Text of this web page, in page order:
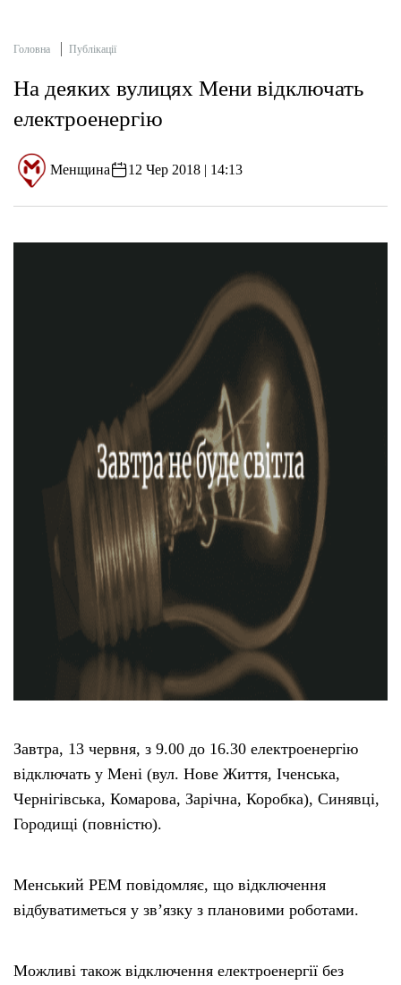
Головна Публікації
На деяких вулицях Мени відключать
електроенергію
Менщина 12 Чер 2018 | 14:13
Завтра, 13 червня, з 9.00 до 16.30 електроенергію
відключать у Мені (вул. Нове Життя, Іченська,
Чернігівська, Комарова, Зарічна, Коробка), Синявці,
Городищі (повністю).
Менський РЕМ повідомляє, що відключення
відбуватиметься у зв’язку з плановими роботами.
Можливі також відключення електроенергії без